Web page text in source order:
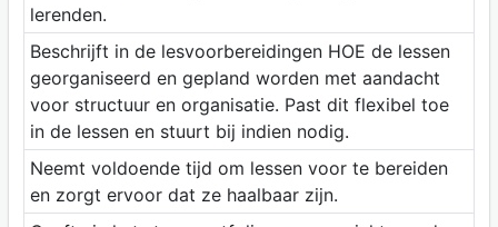
lerenden.
Beschrijft in de lesvoorbereidingen HOE de lessen
georganiseerd en gepland worden met aandacht
voor structuur en organisatie. Past dit flexibel toe
in de lessen en stuurt bij indien nodig.
Neemt voldoende tijd om lessen voor te bereiden
en zorgt ervoor dat ze haalbaar zijn.